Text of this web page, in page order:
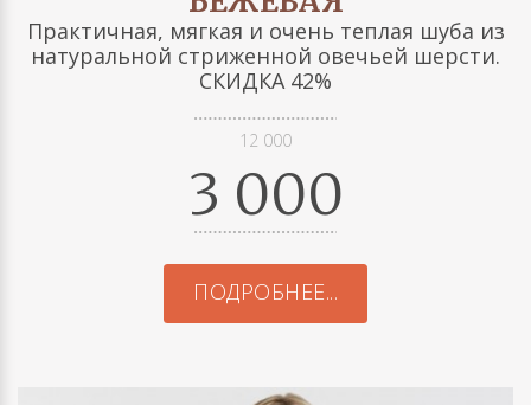
Практичная, мягкая и очень теплая шуба из
натуральной стриженной овечьей шерсти.
СКИДКА 42%
12 000
3 000
ПОДРОБНЕЕ...